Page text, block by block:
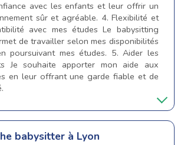
avec les enfants et leur offrir un
sûr et agréable. 4. Flexibilité et
avec mes études Le babysitting
de travailler selon mes disponibilités
poursuivant mes études. 5. Aider les
Je souhaite apporter mon aide aux
en leur offrant une garde fiable et de
babysitter à Lyon